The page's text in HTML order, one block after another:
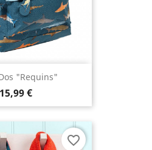
"Requins"
15,99 €
favorite_border